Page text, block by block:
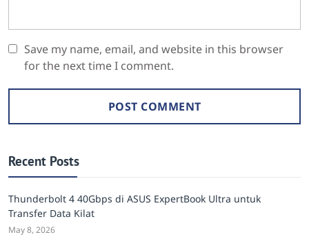
Save my name, email, and website in this browser
for the next time I comment.
Recent Posts
Thunderbolt 4 40Gbps di ASUS ExpertBook Ultra untuk
Transfer Data Kilat
May 8, 2026